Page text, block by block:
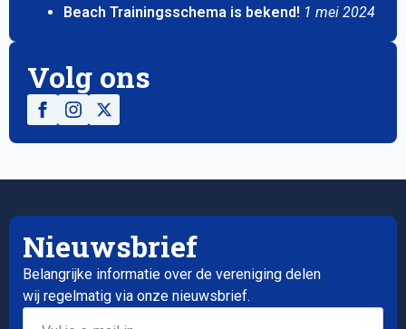
Beach Trainingsschema is bekend! 1 mei 2024
Volg ons
Nieuwsbrief
Belangrijke informatie over de vereniging delen
wij regelmatig via onze nieuwsbrief.
Email